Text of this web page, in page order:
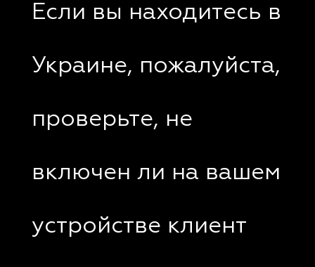
Если вы находитесь в
Украине, пожалуйста,
проверьте, не
включен ли на вашем
устройстве клиент